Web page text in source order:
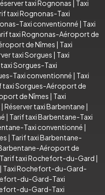
taxi Rognonas | Taxi
taxi Rognonas-Taxi
Taxi conventionné | Taxi
taxi Rognonas-Aéroport de
de Nîmes | Taxi
taxi Sorgues | Taxi
Sorgues-Taxi
Taxi conventionné | Taxi
taxi Sorgues-Aéroport de
de Nîmes | Taxi
| Réserver taxi Barbentane |
| Tarif taxi Barbentane-Taxi
Taxi conventionné |
| Tarif taxi Barbentane-
Aéroport de
Tarif taxi Rochefort-du-Gard |
| Taxi Rochefort-du-Gard-
du-Gard-Taxi
du-Gard-Taxi